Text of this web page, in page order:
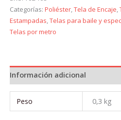
Categorías: Poliéster,Tela de Encaje,
Estampadas,Telas para baile y
Telas por metro
Información adicional
Peso 0,3 kg